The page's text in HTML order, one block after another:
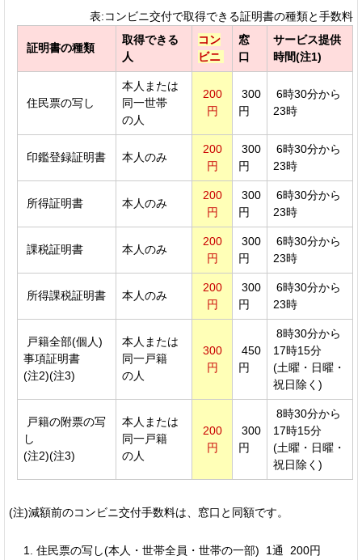
表:コンビニ交付で取得できる証明書の種類と手数料
証明書の種類
取得できる
人
コン
ビニ
窓
口
サービス提供
時間(注1)
住民票の写し
本人または
同一世帯
の人
200
円
300
円
6時30分から
23時
印鑑登録証明書 本人のみ
200
円
300
円
6時30分から
23時
所得証明書 本人のみ
200
円
300
円
6時30分から
23時
課税証明書 本人のみ
200
円
300
円
6時30分から
23時
所得課税証明書 本人のみ
200
円
300
円
6時30分から
23時
戸籍全部(個人)
事項証明書
(注2)(注3)
本人または
同一戸籍
の人
300
円
450
円
8時30分から
17時15分
(土曜・日曜・
祝日除く)
戸籍の附票の写
し
(注2)(注3)
本人または
同一戸籍
の人
200
円
300
円
8時30分から
17時15分
(土曜・日曜・
祝日除く)
(注)減額前のコンビニ交付手数料は、窓口と同額です。
住民票の写し(本人・世帯全員・世帯の一部) 1通 200円